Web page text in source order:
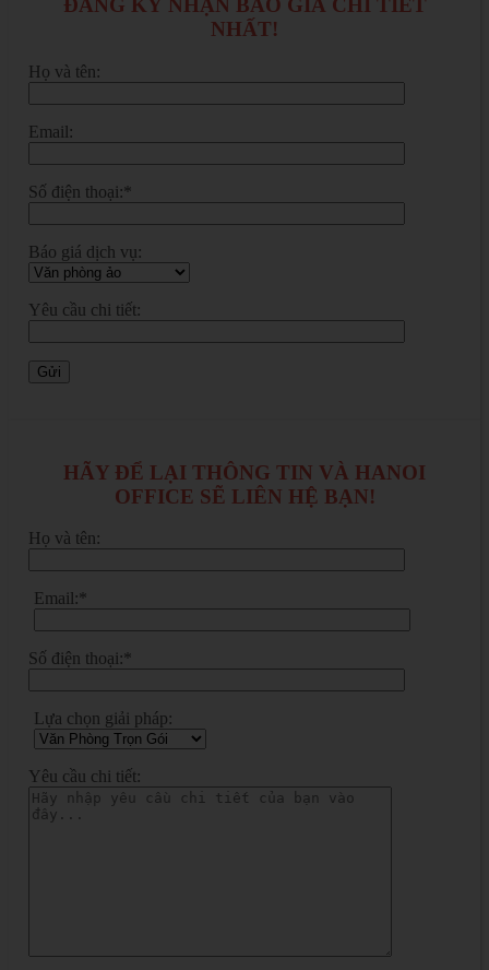
ĐĂNG KÝ NHẬN BÁO GIÁ CHI TIẾT
NHẤT!
Họ và tên:
Email:
Số điện thoại:*
Báo giá dịch vụ:
Yêu cầu chi tiết:
HÃY ĐỂ LẠI THÔNG TIN VÀ HANOI
OFFICE SẼ LIÊN HỆ BẠN!
Họ và tên:
Email:*
Số điện thoại:*
Lựa chọn giải pháp:
Yêu cầu chi tiết: